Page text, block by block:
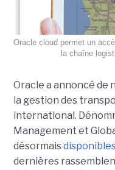
Oracle cloud permet un
la chaîne
Oracle a annoncé de
la gestion des
international.
Management et
désormais
dernières